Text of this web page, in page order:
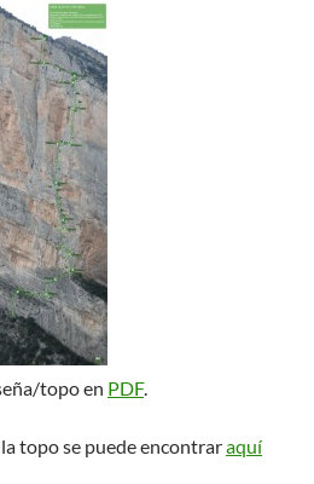
topo en PDF.
topo se puede encontraraquí